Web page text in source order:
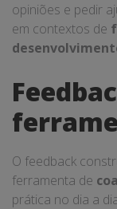
opiniões e pedir
em contextos de
O feedback
ferramenta de
prática no dia a